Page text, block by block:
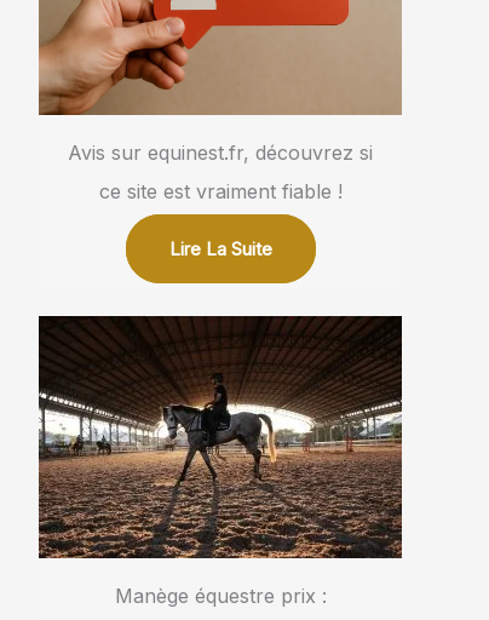
Avis sur equinest.fr, découvrez si
ce site est vraiment fiable !
Lire La Suite
Manège équestre prix :